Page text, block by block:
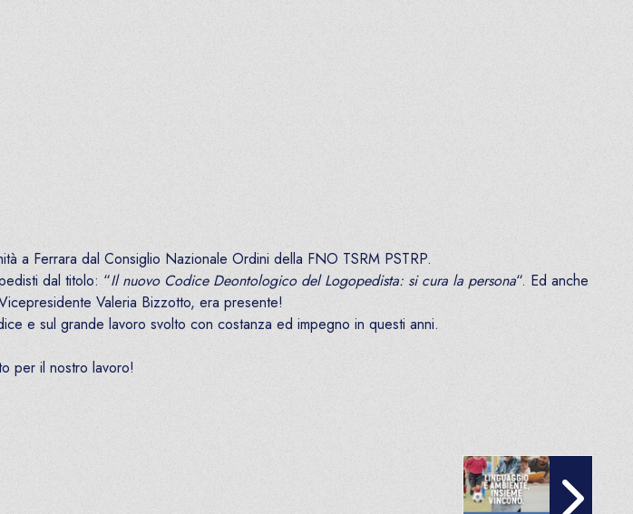
a Ferrara dal Consiglio Nazionale Ordini della FNO TSRM PSTRP.
dal titolo: “Il nuovo Codice Deontologico del Logopedista: si cura la persona“. Ed anche
Valeria Bizzotto, era presente!
e sul grande lavoro svolto con costanza ed impegno in questi anni.
per il nostro lavoro!
6 MARZO 2025: